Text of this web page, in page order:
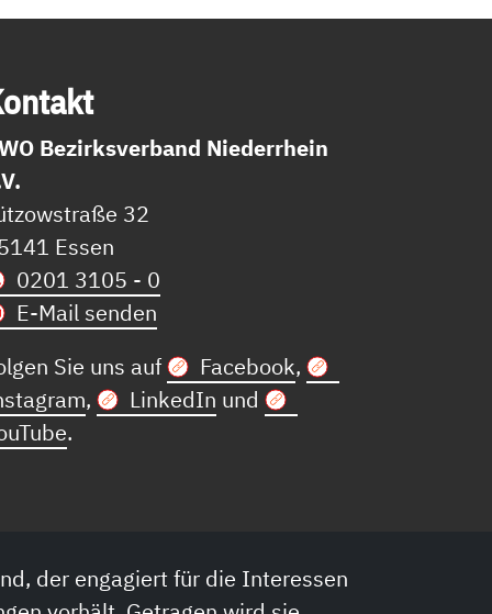
Bezirksverband Niederrhein
32
Essen
0201 3105 - 0
E-Mail senden
Sie uns auf
Facebook,
, LinkedIn und
.
der engagiert für die Interessen